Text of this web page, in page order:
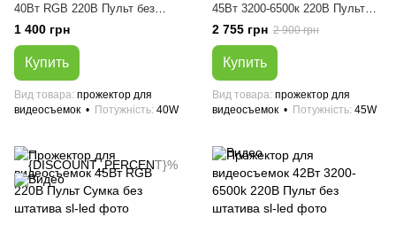
40Вт RGB 220В Пульт без
штатива
1 400 грн
Купить
Вид товара прожектор для
видеосъемок
Потужність 40W
45Вт 3200-6500к 220В Пульт
Сумка без штатива
2 755 грн 2 900 грн
Купить
Вид товара прожектор для
видеосъемок
Потужність 45W